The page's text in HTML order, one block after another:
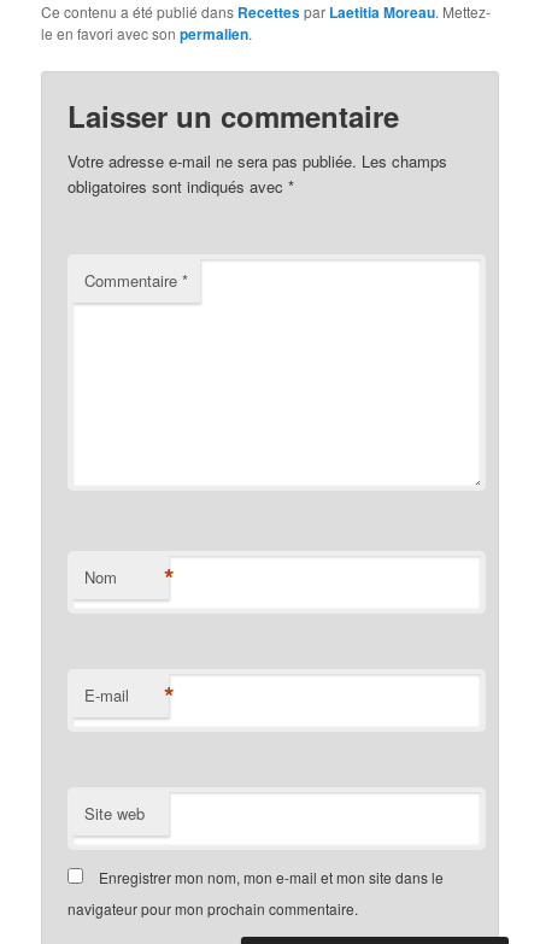
Ce contenu a été publié dans Recettespar Laetitia Moreau. Mettez-
le en favori avec sonpermalien.
Laisser un commentaire
Votre adresse e-mail ne sera pas publiée. Les champs
obligatoires sont indiqués avec*
Commentaire*
Nom *
E-mail *
Site web
Enregistrer mon nom, mon e-mail et mon site dans le
navigateur pour mon prochain commentaire.